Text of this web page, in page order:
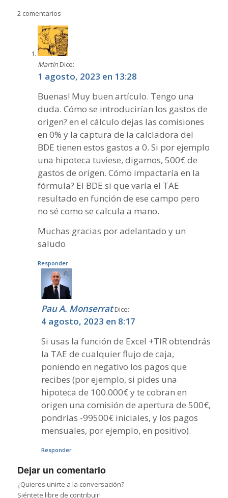
2 comentarios
Martín Dice:
1 agosto, 2023 en 13:28
Buenas! Muy buen artículo. Tengo una
duda. Cómo se introducirían los gastos de
origen? en el cálculo dejas las comisiones
en 0% y la captura de la calcladora del
BDE tienen estos gastos a 0. Si por ejemplo
una hipoteca tuviese, digamos, 500€ de
gastos de origen. Cómo impactaría en la
fórmula? El BDE si que varía el TAE
resultado en función de ese campo pero
no sé como se calcula a mano.
Muchas gracias por adelantado y un
saludo
Responder
Pau A. Monserrat Dice:
4 agosto, 2023 en 8:17
Si usas la función de Excel +TIR obtendrás
la TAE de cualquier flujo de caja,
poniendo en negativo los pagos que
recibes (por ejemplo, si pides una
hipoteca de 100.000€ y te cobran en
origen una comisión de apertura de 500€,
pondrías -99500€ iniciales, y los pagos
mensuales, por ejemplo, en positivo).
Responder
Dejar un comentario
¿Quieres unirte a la conversación?
Siéntete libre de contribuir!